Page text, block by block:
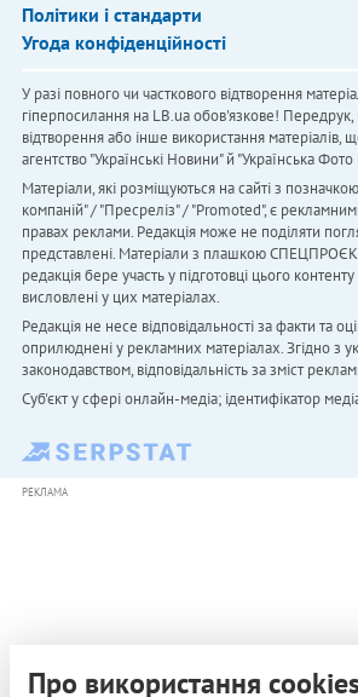
Політики і стандарти
Угода конфіденційності
У разі повного чи часткового відтворення
гіперпосилання на LB.ua обов'язкове! Передрук,
відтворення або інше використання матеріалів,
агентство "Українськi Новини" й "Українська
Матеріали, які розміщуються на сайті з
компаній" / "Пресреліз" / "Promoted", є
правах реклами. Редакція може не поділяти
представлені. Матеріали з плашкою
редакція бере участь у підготовці цього
висловлені у цих матеріалах.
Редакція не несе відповідальності за факти та
оприлюднені у рекламних матеріалах. Згідно з
законодавством, відповідальність за зміст
Cуб'єкт у сфері онлайн-медіа; ідентифікатор
РЕКЛАМА
Про використання